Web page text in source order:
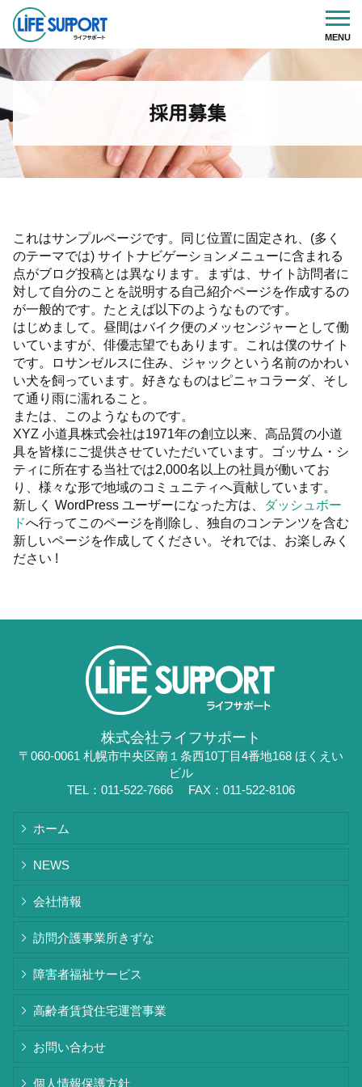
採用募集
これはサンプルページです。同じ位置に固定され、(多く
のテーマでは) サイトナビゲーションメニューに含まれる
点がブログ投稿とは異なります。まずは、サイト訪問者に
対して自分のことを説明する自己紹介ページを作成するの
が一般的です。たとえば以下のようなものです。
はじめまして。昼間はバイク便のメッセンジャーとして働
いていますが、俳優志望でもあります。これは僕のサイト
です。ロサンゼルスに住み、ジャックという名前のかわい
い犬を飼っています。好きなものはピニャコラーダ、そし
て通り雨に濡れること。
または、このようなものです。
XYZ 小道具株式会社は1971年の創立以来、高品質の小道
具を皆様にご提供させていただいています。ゴッサム・シ
ティに所在する当社では2,000名以上の社員が働いてお
り、様々な形で地域のコミュニティへ貢献しています。
新しく WordPress ユーザーになった方は、
ダッシュボー
ドへ行ってこのページを削除し、独自のコンテンツを含む
新しいページを作成してください。それでは、お楽しみく
ださい !
株式会社ライフサポート
〒060-0061 札幌市中央区南１条西10丁目4番地168 ほくえい
ビル
TEL：011-522-7666
FAX：011-522-8106
ホーム
NEWS
会社情報
訪問介護事業所きずな
障害者福祉サービス
高齢者賃貸住宅運営事業
お問い合わせ
個人情報保護方針